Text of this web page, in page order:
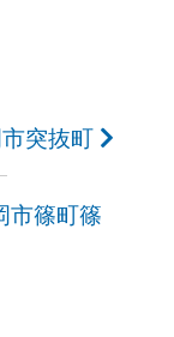
突抜町
市篠町篠